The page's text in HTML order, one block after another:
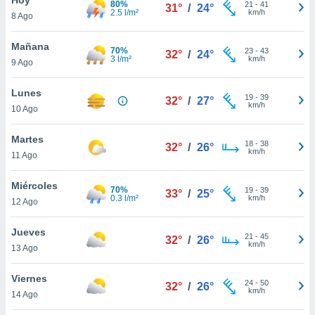
en
más
nuestra
de
cookies
aceptar
8 Ago
80%
2.5 l/m²
31° / 24° 21 - 41
km/h
Mañana
9 Ago
70%
3 l/m²
32° / 24° 23- 43
km/h
Lunes
10 Ago
32° / 27° 19- 39
km/h
Martes
11 Ago
32° / 26° 18- 38
km/h
Miércoles
12 Ago
70%
0.3 l/m²
33° / 25° 19- 39
km/h
Jueves
13 Ago
32° / 26° 21 - 45
km/h
Viernes
14 Ago
32° / 26° 24- 50
km/h